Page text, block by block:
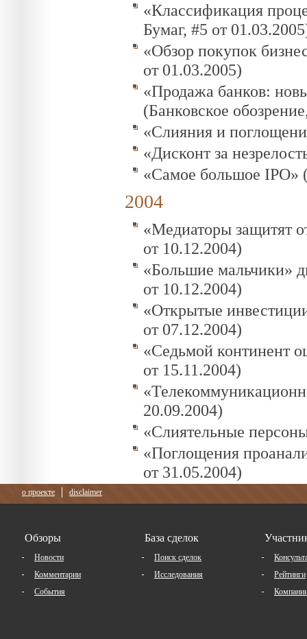
«Классификация
Бумаг, #5 от
«Обзор покупок
от 01.03.2005)
«Продажа банков:
(Банковское
«Слияния и
«Дисконт за
«Самое большое IPO»
2004
«Медиаторы защитят
от 10.12.2004)
«Большие мальчики»
от 10.12.2004)
«Открытые
от 07.12.2004)
«Седьмой континент
от 15.11.2004)
20.09.2004)
«Слиятельные
«Поглощения
от 31.05.2004)
о проекте disclaimer
Обзоры
Новости
Комментарии
События
База сделок
Поиск сделок
Исследования
Рейтинги